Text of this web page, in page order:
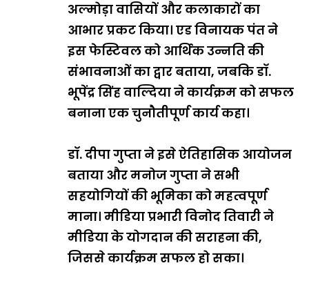
अल्मोड़ा वासियों और कलाकारों का
आभार प्रकट किया। एड विनायक पंत ने
इस फेस्टिवल को आर्थिक उन्नति की
संभावनाओं का द्वार बताया, जबकि डॉ.
भूपेंद्र सिंह वाल्दिया ने कार्यक्रम को सफल
बनाना एक चुनौतीपूर्ण कार्य कहा।
डॉ. दीपा गुप्ता ने इसे ऐतिहासिक आयोजन
बताया और मनोज गुप्ता ने सभी
सहयोगियों की भूमिका को महत्वपूर्ण
माना। मीडिया प्रभारी विनोद तिवारी ने
मीडिया के योगदान की सराहना की,
जिससे कार्यक्रम सफल हो सका।